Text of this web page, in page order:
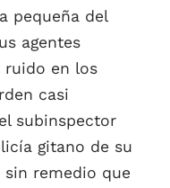
pequeña del
agentes
ruido en los
casi
subinspector
gitano de su
remedio que